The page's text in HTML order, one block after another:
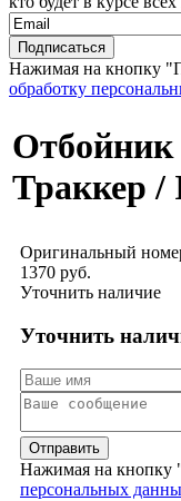
Нажимая на кнопку
обработку
Траккер /
Оригинальный
1370 руб.
Уточнить наличие
Уточнить
Отправить
Нажимая на кнопку
персональных